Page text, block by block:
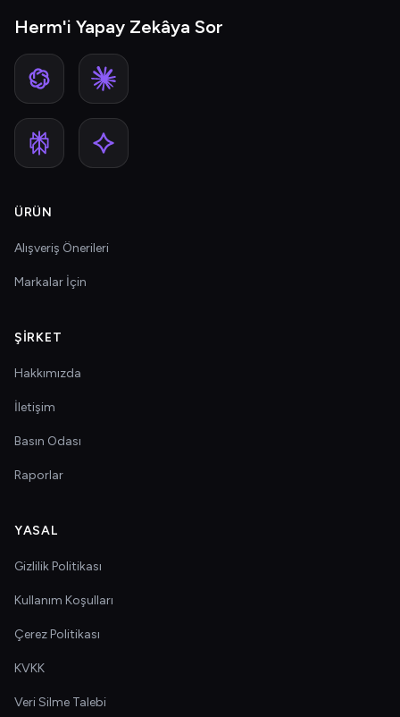
Herm'i Yapay Zekâya Sor
ÜRÜN
Alışveriş Önerileri
Markalar İçin
ŞIRKET
Hakkımızda
İletişim
Basın Odası
Raporlar
YASAL
Gizlilik Politikası
Kullanım Koşulları
Çerez Politikası
KVKK
Veri Silme Talebi